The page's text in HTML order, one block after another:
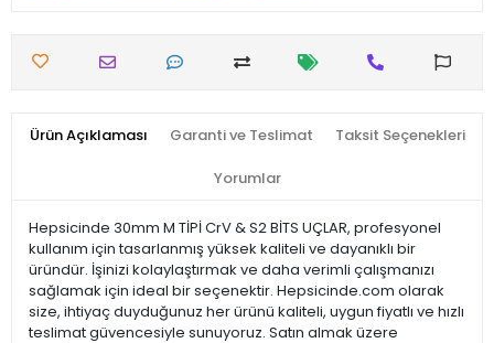
Ürün Açıklaması Garanti ve Teslimat Taksit Seçenekleri
Yorumlar
Hepsicinde 30mm M TİPİ CrV & S2 BİTS UÇLAR, profesyonel
kullanım için tasarlanmış yüksek kaliteli ve dayanıklı bir
üründür. İşinizi kolaylaştırmak ve daha verimli çalışmanızı
sağlamak için ideal bir seçenektir. Hepsicinde.com olarak
size, ihtiyaç duyduğunuz her ürünü kaliteli, uygun fiyatlı ve hızlı
teslimat güvencesiyle sunuyoruz. Satın almak üzere